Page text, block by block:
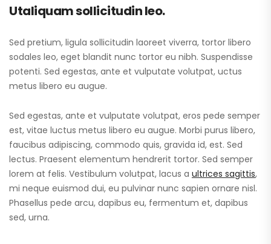
Utaliquam sollicitudin leo.
Sed pretium, ligula sollicitudin laoreet viverra, tortor libero
sodales leo, eget blandit nunc tortor eu nibh. Suspendisse
potenti. Sed egestas, ante et vulputate volutpat, uctus
metus libero eu augue.
Sed egestas, ante et vulputate volutpat, eros pede semper
est, vitae luctus metus libero eu augue. Morbi purus libero,
faucibus adipiscing, commodo quis, gravida id, est. Sed
lectus. Praesent elementum hendrerit tortor. Sed semper
lorem at felis. Vestibulum volutpat, lacus a ultrices sagittis,
mi neque euismod dui, eu pulvinar nunc sapien ornare nisl.
Phasellus pede arcu, dapibus eu, fermentum et, dapibus
sed, urna.